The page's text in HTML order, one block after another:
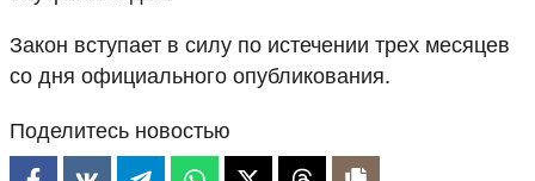
Закон вступает в силу по истечении трех месяцев
со дня официального опубликования.
Поделитесь новостью